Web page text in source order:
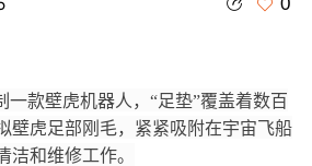
一款壁虎机器人，“足垫”覆盖着数百
壁虎足部刚毛，紧紧吸附在宇宙飞船
洁和维修工作。